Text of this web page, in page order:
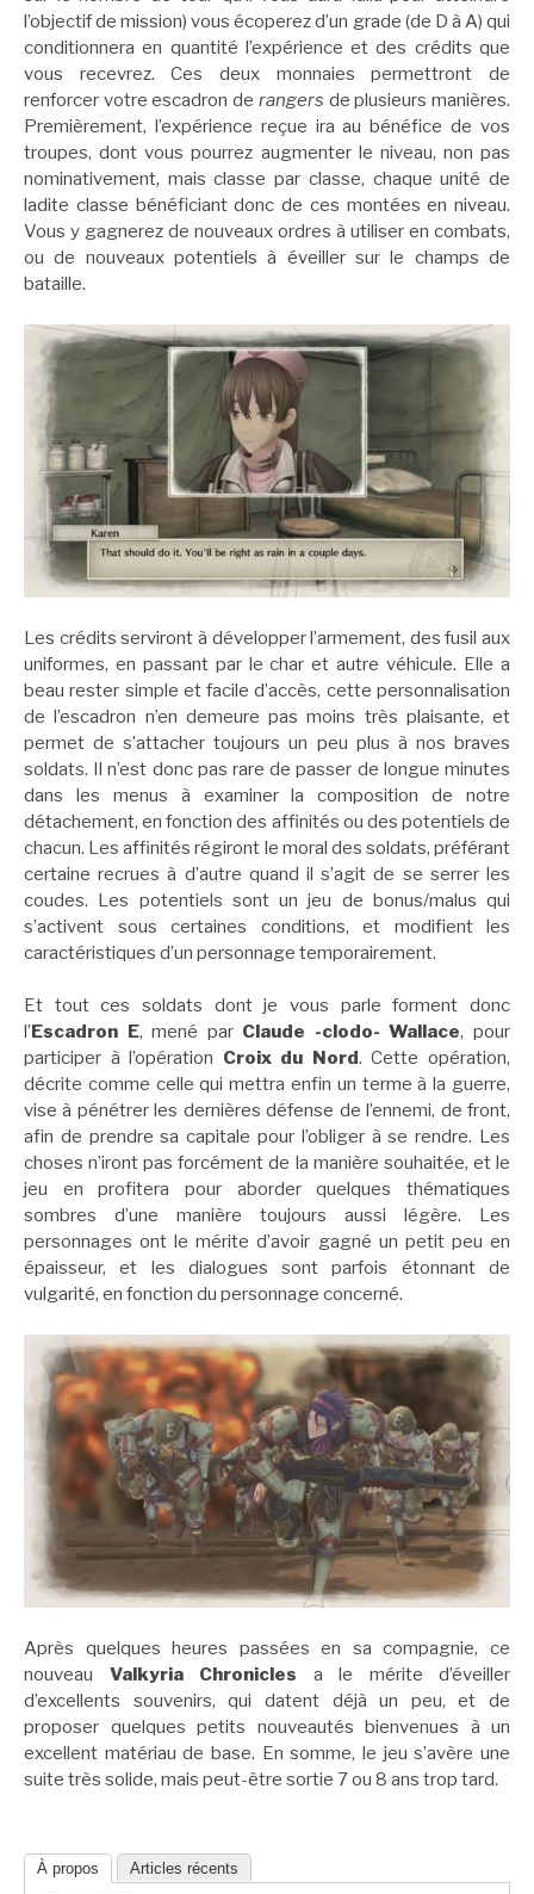
l’objectif de mission) vous écoperez d’un grade (de D à A) qui
conditionnera en quantité l’expérience et des crédits que
vous recevrez. Ces deux monnaies permettront de
renforcer votre escadron de rangers de plusieurs manières.
Premièrement, l’expérience reçue ira au bénéfice de vos
troupes, dont vous pourrez augmenter le niveau, non pas
nominativement, mais classe par classe, chaque unité de
ladite classe bénéficiant donc de ces montées en niveau.
Vous y gagnerez de nouveaux ordres à utiliser en combats,
ou de nouveaux potentiels à éveiller sur le champs de
bataille.
Les crédits serviront à développer l’armement, des fusil aux
uniformes, en passant par le char et autre véhicule. Elle a
beau rester simple et facile d’accès, cette personnalisation
de l’escadron n’en demeure pas moins très plaisante, et
permet de s’attacher toujours un peu plus à nos braves
soldats. Il n’est donc pas rare de passer de longue minutes
dans les menus à examiner la composition de notre
détachement, en fonction des affinités ou des potentiels de
chacun. Les affinités régiront le moral des soldats, préférant
certaine recrues à d’autre quand il s’agit de se serrer les
coudes. Les potentiels sont un jeu de bonus/malus qui
s’activent sous certaines conditions, et modifient les
caractéristiques d’un personnage temporairement.
Et tout ces soldats dont je vous parle forment donc
l’Escadron E, mené par Claude -clodo- Wallace, pour
participer à l’opération Croix du Nord. Cette opération,
décrite comme celle qui mettra enfin un terme à la guerre,
vise à pénétrer les dernières défense de l’ennemi, de front,
afin de prendre sa capitale pour l’obliger à se rendre. Les
choses n’iront pas forcément de la manière souhaitée, et le
jeu en profitera pour aborder quelques thématiques
sombres d’une manière toujours aussi légère. Les
personnages ont le mérite d’avoir gagné un petit peu en
épaisseur, et les dialogues sont parfois étonnant de
vulgarité, en fonction du personnage concerné.
Après quelques heures passées en sa compagnie, ce
nouveau Valkyria Chronicles a le mérite d’éveiller
d’excellents souvenirs, qui datent déjà un peu, et de
proposer quelques petits nouveautés bienvenues à un
excellent matériau de base. En somme, le jeu s’avère une
suite très solide, mais peut-être sortie 7 ou 8 ans trop tard.
À propos Articles récents